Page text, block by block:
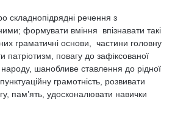
складнопідрядні речення з
формувати вміння впізнавати такі
граматичні основи, частини головну
патріотизм, повагу до зафіксованої
шанобливе ставлення до рідної
грамотність, розвивати
пам’ять, удосконалювати навички